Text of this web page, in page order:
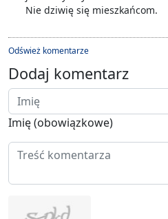
Nie dziwię się mieszkańcom.
Odśwież komentarze
Dodaj komentarz
Imię (obowiązkowe)